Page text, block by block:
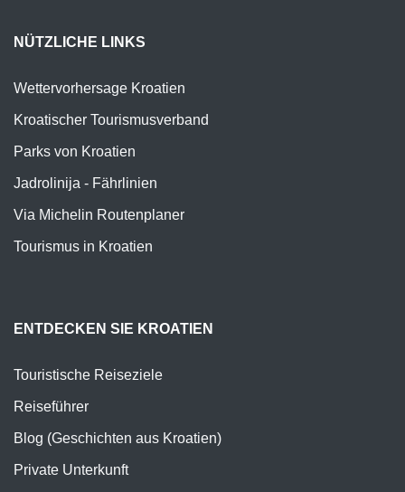
NÜTZLICHE LINKS
Wettervorhersage Kroatien
Kroatischer Tourismusverband
Parks von Kroatien
Jadrolinija - Fährlinien
Via Michelin Routenplaner
Tourismus in Kroatien
ENTDECKEN SIE KROATIEN
Touristische Reiseziele
Reiseführer
Blog (Geschichten aus Kroatien)
Private Unterkunft